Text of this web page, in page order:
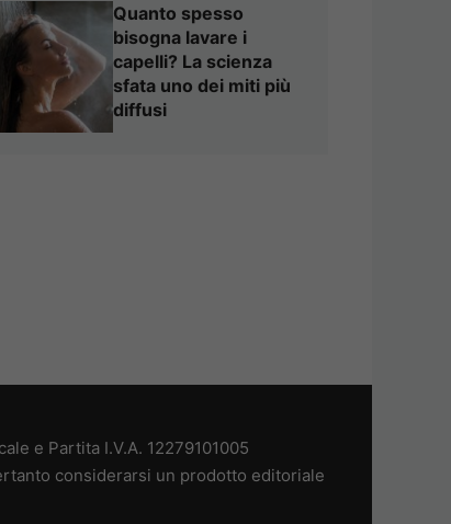
Quanto spesso
bisogna lavare i
capelli? La scienza
sfata uno dei miti più
diffusi
e Partita I.V.A. 12279101005
considerarsi un prodotto editoriale